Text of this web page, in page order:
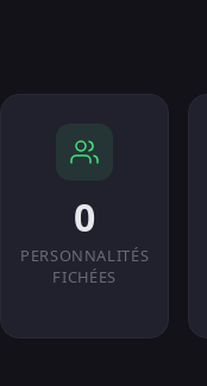
0
PERSONNALITÉS
FICHÉES